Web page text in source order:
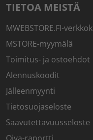
TIETOA MEISTÄ
MWEBSTORE.FI-
MSTORE-myymälä
Toimitus- ja ostoehdot
Alennuskoodit
Jälleenmyynti
Tietosuojaseloste
Saavutettavuusseloste